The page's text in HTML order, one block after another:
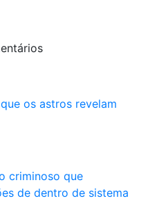
os astros revelam
criminoso que
de dentro de sistema